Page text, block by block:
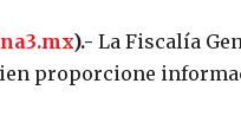
).- La Fiscalía
proporcione